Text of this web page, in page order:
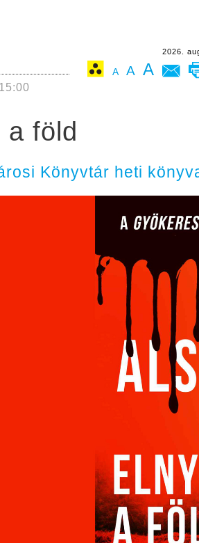
2026.
A A A
föld
Könyvtár heti